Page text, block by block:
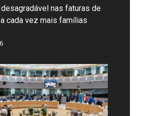
nas faturas de
cada vez mais famílias